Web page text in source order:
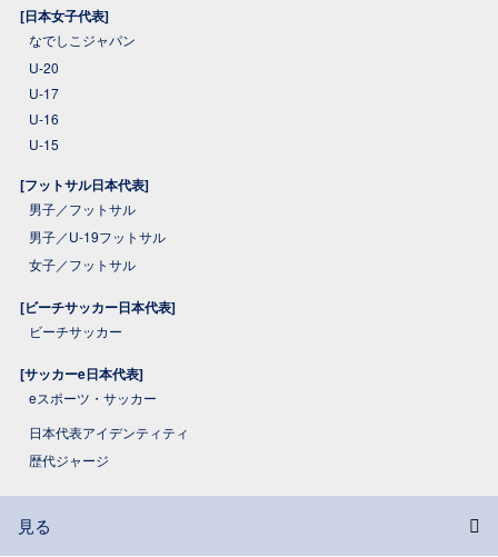
[日本女子代表]
なでしこジャパン
U-20
U-17
U-16
U-15
[フットサル日本代表]
男子／フットサル
男子／U-19フットサル
女子／フットサル
[ビーチサッカー日本代表]
ビーチサッカー
[サッカーe日本代表]
eスポーツ・サッカー
日本代表アイデンティティ
歴代ジャージ
見る